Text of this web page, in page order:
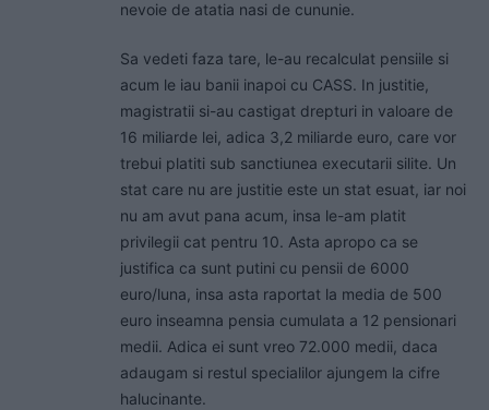
nevoie de atatia nasi de cununie.
Sa vedeti faza tare, le-au recalculat pensiile si
acum le iau banii inapoi cu CASS. In justitie,
magistratii si-au castigat drepturi in valoare de
16 miliarde lei, adica 3,2 miliarde euro, care vor
trebui platiti sub sanctiunea executarii silite. Un
stat care nu are justitie este un stat esuat, iar noi
nu am avut pana acum, insa le-am platit
privilegii cat pentru 10. Asta apropo ca se
justifica ca sunt putini cu pensii de 6000
euro/luna, insa asta raportat la media de 500
euro inseamna pensia cumulata a 12 pensionari
medii. Adica ei sunt vreo 72.000 medii, daca
adaugam si restul specialilor ajungem la cifre
halucinante.